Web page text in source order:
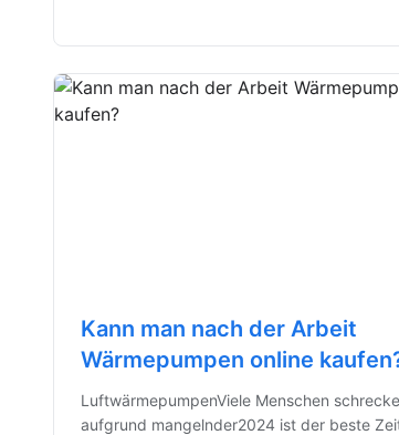
Kann man nach der Arbeit
Wärmepumpen online
LuftwärmepumpenViele Menschen
aufgrund mangelnder2024 ist der beste